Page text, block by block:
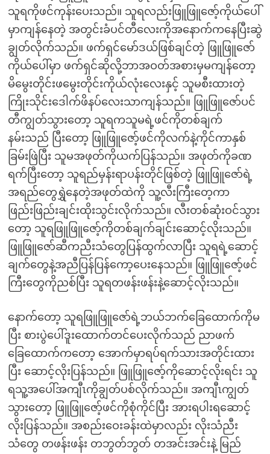
သူရကိုဖင်ကုန်းပေးသည်။ သူရလည်းဖြူဖြူဇော့်ကိုယ်ပေါ်
မှာကျန်နေတဲ့ အတွင်းခံပင်တီလေးကိုအနောက်ကနေပြီးဆွဲ
ချွတ်လိုက်သည်။ ဖက်ရှင်မော်ဒယ်ဖြစ်ချင်တဲ့ ဖြူဖြူဇော်
ကိုယ်ပေါ်မှာ ဖက်ရှင်ဆိုလို့ဘာအဝတ်အစားမှမကျန်တော့
မိမွေးတိုင်းဖမွေးတိုင်းကိုယ်လုံးလေးနှင့် သူမစီးထားတဲ့
ကြိုးသိုင်းဒေါက်ဖိနပ်လေးသာကျန်သည်။ ဖြူဖြူဇော်ပင်
တီကျွတ်သွားတော့ သူရကသူမရဲ့ဖင်ကိုတစ်ချက်
နမ်းသည် ပြီးတော့ ဖြူဖြူဇော့်ဖင်ကိုလက်နဲ့ကိုင်ကာနှစ်
ခြမ်းဖြဲပြီး သူမအဖုတ်ကိုယက်ပြန်သည်။ အဖုတ်ကိုခဏ
ရက်ပြီးတော့ သူရည်မှန်းရာပန်းတိုင်ဖြစ်တဲ့ ဖြူဖြူဇော်ရဲ့
အရည်တွေရွှဲနေတဲ့အဖုတ်ထဲကို သူ့လီးကြီးတေ့ကာ
ဖြည်းဖြည်းချင်းထိုးသွင်းလိုက်သည်။ လီးတစ်ဆုံးဝင်သွား
တော့ သူရဖြူဖြူဇော့်ကိုတစ်ချက်ချင်းဆောင့်လိုးသည်။
ဖြူဖြူဇော်ဆီကညီးသံတွေပြန်ထွက်လာပြီး သူရရဲ့ဆောင့်
ချက်တွေနဲ့အညီပြန်ပြန်ကော့ပေးနေသည်။ ဖြူဖြူဇော့်ဖင်
ကြီးတွေကိုညစ်ပြီး သူရတဖန်းဖန်းနဲ့ဆောင့်လိုးသည်။
နောက်တော့ သူရဖြူဖြူဇော်ရဲ့ဘယ်ဘက်ခြေထောက်ကိုမ
ပြီး စားပွဲပေါ်ဒူးထောက်တင်ပေးလိုက်သည် ညာဖက်
ခြေထောက်ကတော့ အောက်မှာရပ်ရက်သားအတိုင်းထား
ပြီး ဆောင့်လိုးပြန်သည်။ ဖြူဖြူဇော့်ကိုဆောင့်လိုးရင်း သူ
ရသူ့အပေါ်အကျီၤကိုချွတ်ပစ်လိုက်သည်။ အကျီၤကျွတ်
သွားတော့ ဖြူဖြူဇော့်ဖင်ကိုစုံကိုင်ပြီး အားရပါးရဆောင့်
လိုးပြန်သည်။ အစည်းဝေးခန်းထဲမှာလည်း လိုးသံညီး
သံတွေ တဖန်းဖန်း တဘွတ်ဘွတ် တအင်းအင်းနဲ့ မြည်